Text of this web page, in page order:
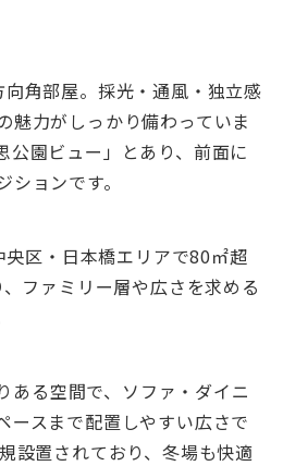
角部屋。採光・通風・独立感
魅力がしっかり備わっていま
公園ビュー」とあり、前面に
ョンです。
区・日本橋エリアで80㎡超
ファミリー層や広さを求める
ある空間で、ソファ・ダイニ
ースまで配置しやすい広さで
設置されており、冬場も快適